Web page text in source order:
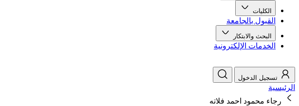
الكليات
القبول بالجامعة
البحث والابتكار
الخدمات الإلكترونية
تسجيل الدخول
الرئيسية
رجاء محمود احمد فلاته